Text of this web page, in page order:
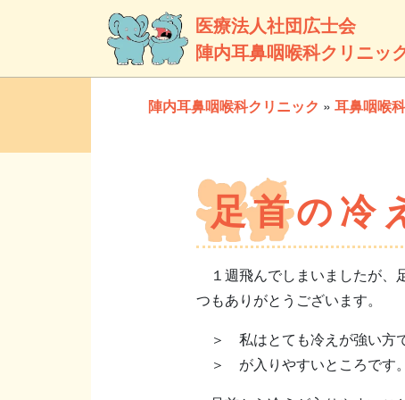
医療法人社団広士会
陣内耳鼻咽喉科クリニッ
陣内耳鼻咽喉科クリニック » 耳鼻咽喉
足首の冷
１週飛んでしまいましたが、
つもありがとうございます。
＞ 私はとても冷えが強い方
＞ が入りやすいところです。